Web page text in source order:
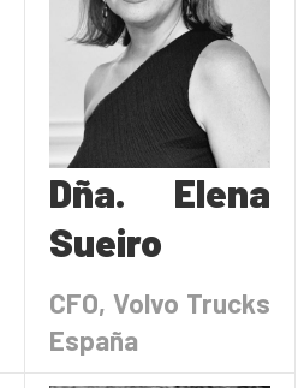
Dña. Elena
Sueiro
CFO, Volvo Trucks
España